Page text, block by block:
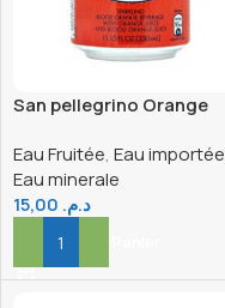
San pellegrino Orange
Eau Fruitée, Eau importée
Eau minerale
د.م.
Ajouter Au Panier